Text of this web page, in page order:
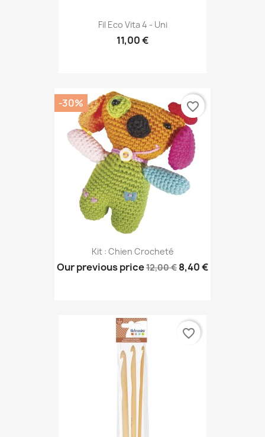
Fil Eco Vita 4 - Uni
11,00 €
Kit : Chien Crocheté
Our previous price12,00 € 8,40 €
-30% favorite_border
favorite_border